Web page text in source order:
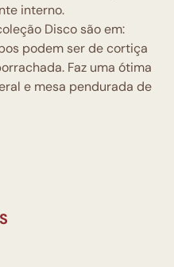
interno.
Disco são em:
podem ser de cortiça
Faz uma ótima
e mesa pendurada de